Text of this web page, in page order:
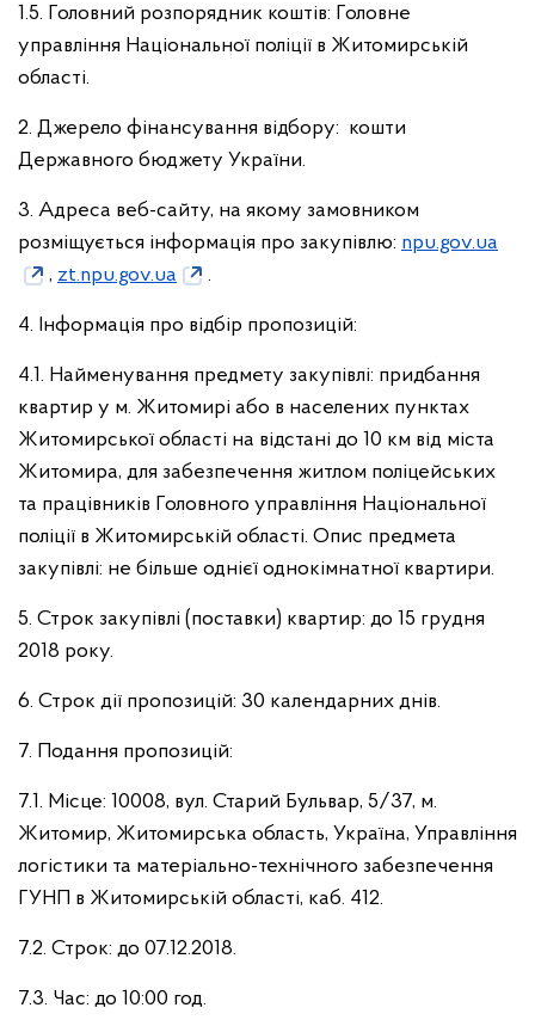
1.5. Головний розпорядник коштів: Головне
управління Національної поліції в Житомирській
області.
2. Джерело фінансування відбору: кошти
Державного бюджету України.
3. Адреса веб-сайту, на якому замовником
розміщується інформація про закупівлю: npu.gov.ua
, zt.npu.gov.ua .
4. Інформація про відбір пропозицій:
4.1. Найменування предмету закупівлі: придбання
квартир у м. Житомирі або в населених пунктах
Житомирської області на відстані до 10 км від міста
Житомира, для забезпечення житлом поліцейських
та працівників Головного управління Національної
поліції в Житомирській області. Опис предмета
закупівлі: не більше однієї однокімнатної квартири.
5. Строк закупівлі (поставки) квартир: до 15 грудня
2018 року.
6. Строк дії пропозицій: 30 календарних днів.
7. Подання пропозицій:
7.1. Місце: 10008, вул. Старий Бульвар, 5/37, м.
Житомир, Житомирська область, Україна, Управління
логістики та матеріально-технічного забезпечення
ГУНП в Житомирській області, каб. 412.
7.2. Строк: до 07.12.2018.
7.3. Час: до 10:00 год.